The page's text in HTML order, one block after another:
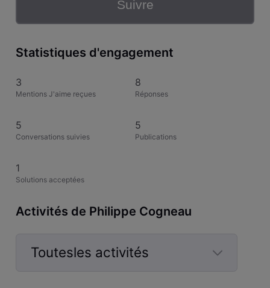
Suivre
Statistiques d'engagement
3
Mentions J'aime reçues
8
Réponses
5
Conversations suivies
5
Publications
1
Solutions acceptées
Activités de Philippe Cogneau
Toutesles activités